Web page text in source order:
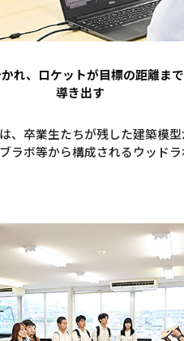
れ、ロケットが目標の距離ま
導き出す
、卒業生たちが残した建築模
ラボ等から構成されるウッド